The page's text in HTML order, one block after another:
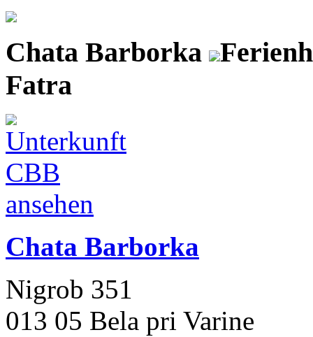
Chata Barborka
Fatra
Chata Barborka
Nigrob 351
013 05 Bela pri Varine